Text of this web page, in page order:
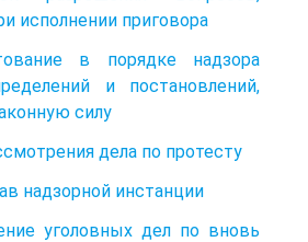
исполнении приговора
в порядке надзора
и постановлений,
силу
дела по протесту
надзорной инстанции
уголовных дел по вновь